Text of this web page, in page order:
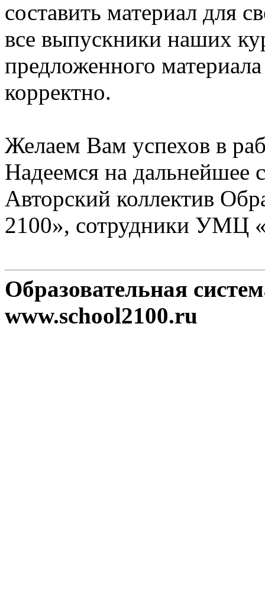
составить материал для
все выпускники наших
предложенного
корректно.
Желаем Вам успехов в
Надеемся на дальнейшее
Авторский коллектив
2100», сотрудники УМЦ
Образовательная
www.school2100.ru